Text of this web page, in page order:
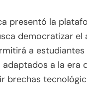
presentó la
democratizar el
a
a la era
brechas